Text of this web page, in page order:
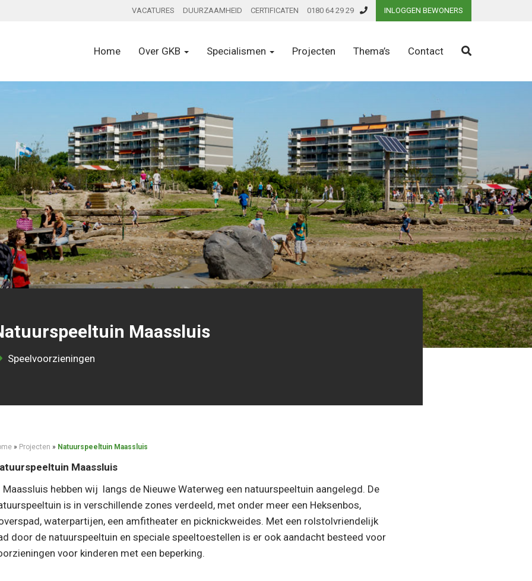
VACATURES DUURZAAMHEID CERTIFICATEN 0180 64 29 29 INLOGGEN BEWONERS
Home Over GKB Specialismen Projecten Thema’s Contact
Natuurspeeltuin Maassluis
Speelvoorzieningen
» Projecten » Natuurspeeltuin Maassluis
Maassluis
Maassluis hebben wij langs de Nieuwe Waterweg een natuurspeeltuin aangelegd. De
is in verschillende zones verdeeld, met onder meer een Heksenbos,
waterpartijen, een amfitheater en picknickweides. Met een rolstolvriendelijk
door de natuurspeeltuin en speciale speeltoestellen is er ook aandacht besteed voor
voor kinderen met een beperking.